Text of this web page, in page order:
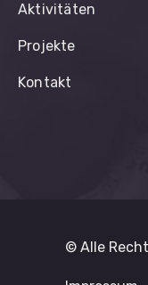
Aktivitäten
Projekte
Kontakt
© Alle